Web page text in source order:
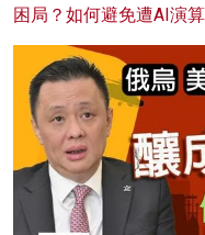
困局？如何避免遭AI演